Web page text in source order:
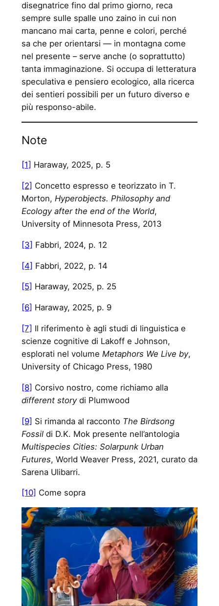
disegnatrice fino dal primo giorno, reca
sempre sulle spalle uno zaino in cui non
mancano mai carta, penne e colori, perché
sa che per orientarsi — in montagna come
nel presente – serve anche (o soprattutto)
tanta immaginazione. Si occupa di letteratura
speculativa e pensiero ecologico, alla ricerca
dei sentieri possibili per un futuro diverso e
più responso-abile.
Note
[1] Haraway, 2025, p. 5
[2] Concetto espresso e teorizzato in T.
Morton, Hyperobjects. Philosophy and
Ecology after the end of the World,
University of Minnesota Press, 2013
[3] Fabbri, 2024, p. 12
[4] Fabbri, 2022, p. 14
[5] Haraway, 2025, p. 25
[6] Haraway, 2025, p. 9
[7] Il riferimento è agli studi di linguistica e
scienze cognitive di Lakoff e Johnson,
esplorati nel volume Metaphors We Live by,
University of Chicago Press, 1980
[8] Corsivo nostro, come richiamo alla
different storydi Plumwood
[9] Si rimanda al racconto The Birdsong
Fossildi D.K. Mok presente nell’antologia
Multispecies Cities: Solarpunk Urban
Futures, World Weaver Press, 2021, curato da
Sarena Ulibarri.
[10] Come sopra